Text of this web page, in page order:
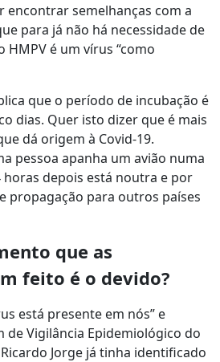
encontrar semelhanças com a
para já não há necessidade de
HMPV é um vírus “como
que o período de incubação é
dias. Quer isto dizer que é mais
dá origem à Covid-19.
pessoa apanha um avião numa
depois está noutra e por
propagação para outros países
que as
feito é o devido?
está presente em nós” e
de Vigilância Epidemiológico do
Jorge já tinha identificado